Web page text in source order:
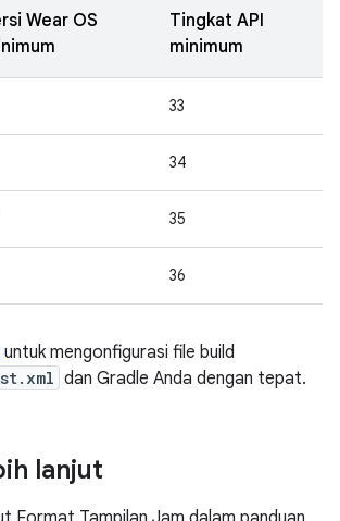
Wear OS
Tingkat API
minimum
33
34
35
36
untuk mengonfigurasi file build
dan Gradle Anda dengan tepat.
lanjut